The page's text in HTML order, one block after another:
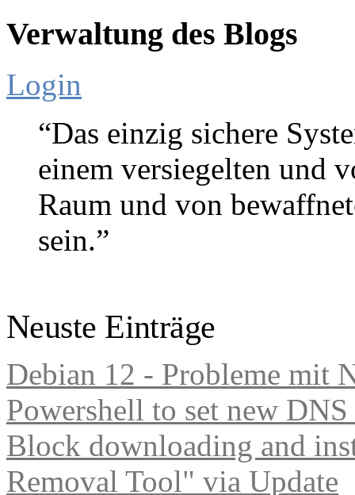
Verwaltung des Blogs
Login
“Das einzig sichere
einem versiegelten und
Raum und von
sein.”
Neuste Einträge
Debian 12 - Probleme mit
Powershell to set new
Block downloading and
Removal Tool" via Update